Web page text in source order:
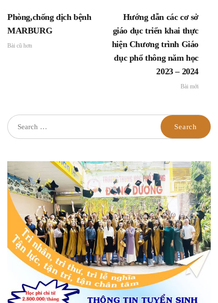
về việc tăng cường triển
khai công tác xây dựng
văn hóa học đường
Phòng,chống dịch bệnh
MARBURG
Bài cũ hơn
Hướng dẫn các cơ sở
giáo dục triển khai thực
hiện Chương trình Giáo
dục phổ thông năm học
2023 – 2024
Bài mới